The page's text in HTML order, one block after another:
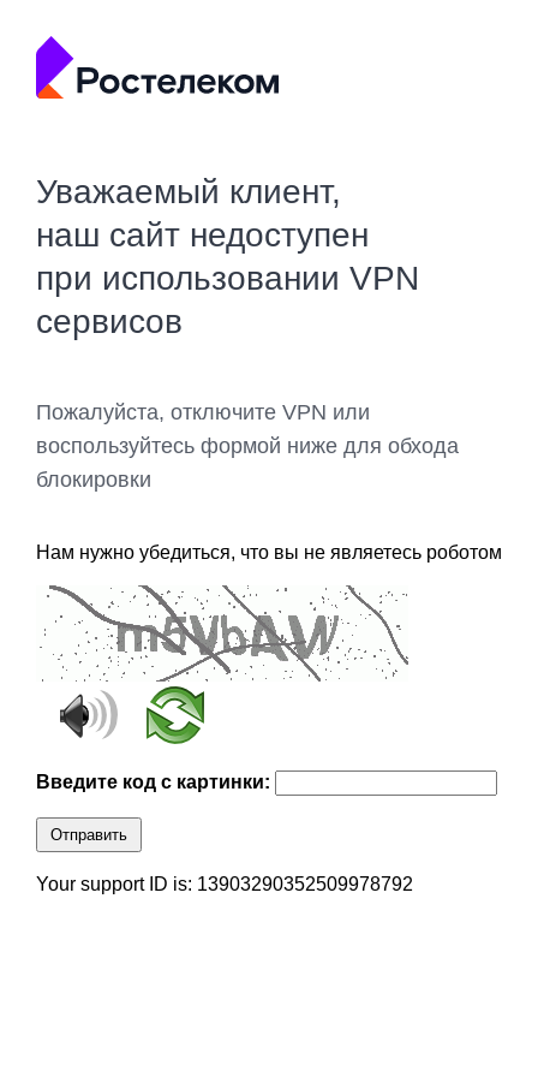
Уважаемый клиент,
наш сайт недоступен
при использовании VPN
сервисов
Пожалуйста, отключите VPN или
воспользуйтесь формой ниже для обхода
блокировки
Нам нужно убедиться, что вы не являетесь роботом
Введите код с картинки:
Отправить
Your support ID is: 13903290352509978792